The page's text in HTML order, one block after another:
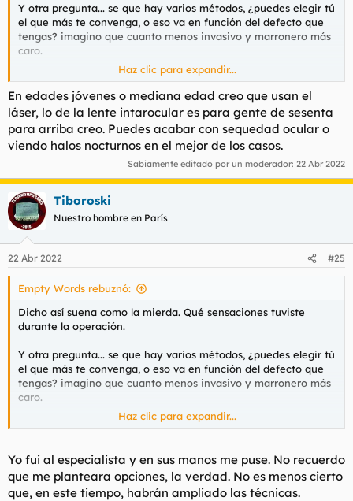
Y otra pregunta... se que hay varios métodos, ¿puedes elegir tú
el que más te convenga, o eso va en función del defecto que
tengas? imagino que cuanto menos invasivo y marronero más
caro.
Yo tengo astigmatismo, 6 en el izquierdo y 5 en el derecho... y
recuerdo que empecé con 0,5 y 1,2. Hijos de perra.
Haz clic para expandir...
En edades jóvenes o mediana edad creo que usan el
láser, lo de la lente intarocular es para gente de sesenta
para arriba creo. Puedes acabar con sequedad ocular o
viendo halos nocturnos en el mejor de los casos.
Sabiamente editado por un moderador: 22 Abr 2022
Tiboroski
Nuestro hombre en París
22 Abr 2022 #25
Empty Words rebuznó:
Dicho así suena como la mierda. Qué sensaciones tuviste
durante la operación.
Y otra pregunta... se que hay varios métodos, ¿puedes elegir tú
el que más te convenga, o eso va en función del defecto que
tengas? imagino que cuanto menos invasivo y marronero más
caro.
Yo tengo astigmatismo, 6 en el izquierdo y 5 en el derecho... y
Haz clic para expandir...
Yo fui al especialista y en sus manos me puse. No recuerdo
que me planteara opciones, la verdad. No es menos cierto
que, en este tiempo, habrán ampliado las técnicas.